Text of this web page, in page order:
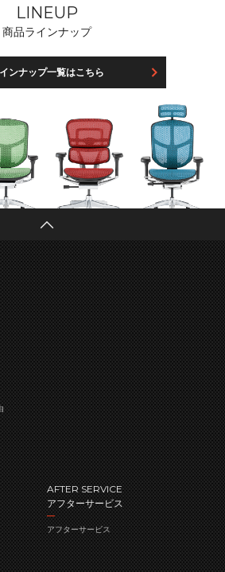
LINEUP
商品ラインナップ
ンナップ一覧はこちら
AFTER SERVICE
アフターサービス
アフターサービス